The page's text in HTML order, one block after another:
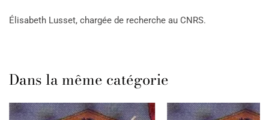
Élisabeth Lusset, chargée de recherche au CNRS.
Dans la même catégorie